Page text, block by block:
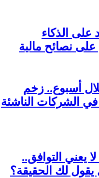
على الذكاء
نصائح مالية
خلال أسبوع.. زخم
في الشركات الناشئة
يعني التوافق..
لك الحقيقة؟